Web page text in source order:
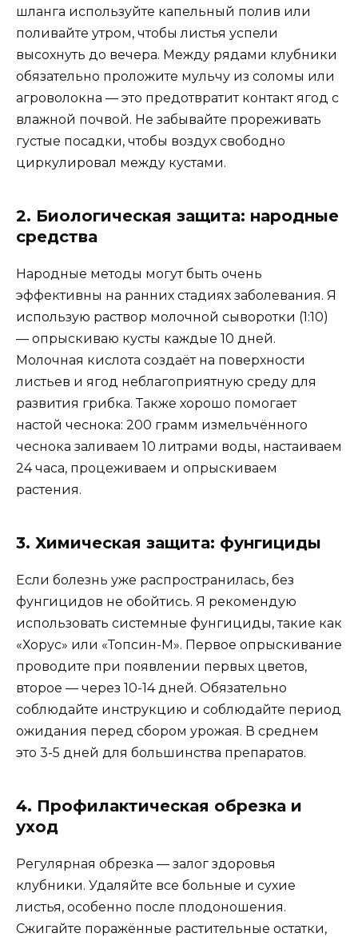
шланга используйте капельный полив или
поливайте утром, чтобы листья успели
высохнуть до вечера. Между рядами клубники
обязательно проложите мульчу из соломы или
агроволокна — это предотвратит контакт ягод с
влажной почвой. Не забывайте прореживать
густые посадки, чтобы воздух свободно
циркулировал между кустами.
2. Биологическая защита: народные
средства
Народные методы могут быть очень
эффективны на ранних стадиях заболевания. Я
использую раствор молочной сыворотки (1:10)
— опрыскиваю кусты каждые 10 дней.
Молочная кислота создаёт на поверхности
листьев и ягод неблагоприятную среду для
развития грибка. Также хорошо помогает
настой чеснока: 200 грамм измельчённого
чеснока заливаем 10 литрами воды, настаиваем
24 часа, процеживаем и опрыскиваем
растения.
3. Химическая защита: фунгициды
Если болезнь уже распространилась, без
фунгицидов не обойтись. Я рекомендую
использовать системные фунгициды, такие как
«Хорус» или «Топсин-М». Первое опрыскивание
проводите при появлении первых цветов,
второе — через 10-14 дней. Обязательно
соблюдайте инструкцию и соблюдайте период
ожидания перед сбором урожая. В среднем
это 3-5 дней для большинства препаратов.
4. Профилактическая обрезка и
уход
Регулярная обрезка — залог здоровья
клубники. Удаляйте все больные и сухие
листья, особенно после плодоношения.
Сжигайте поражённые растительные остатки,